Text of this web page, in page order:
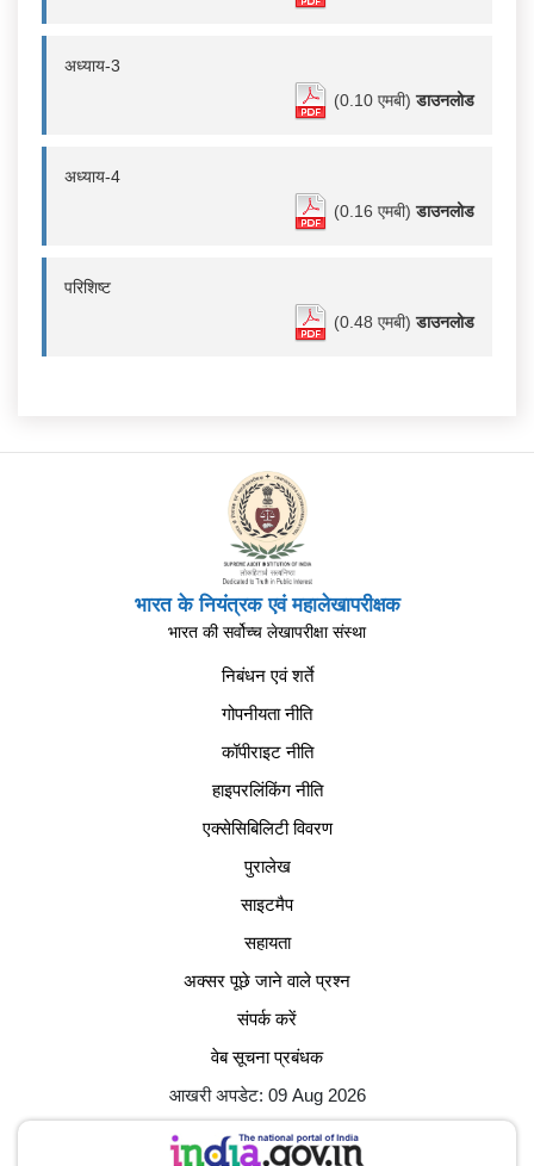
अध्याय-3
(0.10 एमबी)डाउनलोड
अध्याय-4
(0.16 एमबी)डाउनलोड
परिशिष्ट
(0.48 एमबी)डाउनलोड
भारत के नियंत्रक एवं महालेखापरीक्षक
भारत की सर्वोच्च लेखापरीक्षा संस्था
निबंधन एवं शर्ते
गोपनीयता नीति
कॉपीराइट नीति
हाइपरलिंकिंग नीति
एक्सेसिबिलिटी विवरण
पुरालेख
साइटमैप
सहायता
अक्सर पूछे जाने वाले प्रश्न
संपर्क करें
वेब सूचना प्रबंधक
आखरी अपडेट: 09 Aug 2026